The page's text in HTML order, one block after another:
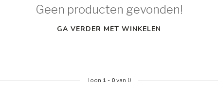
Geen producten gevonden!
GA VERDER MET WINKELEN
Toon 1 - 0van 0